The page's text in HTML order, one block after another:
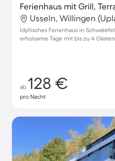
Usseln, Willingen
Idyllisches Ferienhaus in
erholsame Tage mit bis zu 4
ab 128 €
pro Nacht